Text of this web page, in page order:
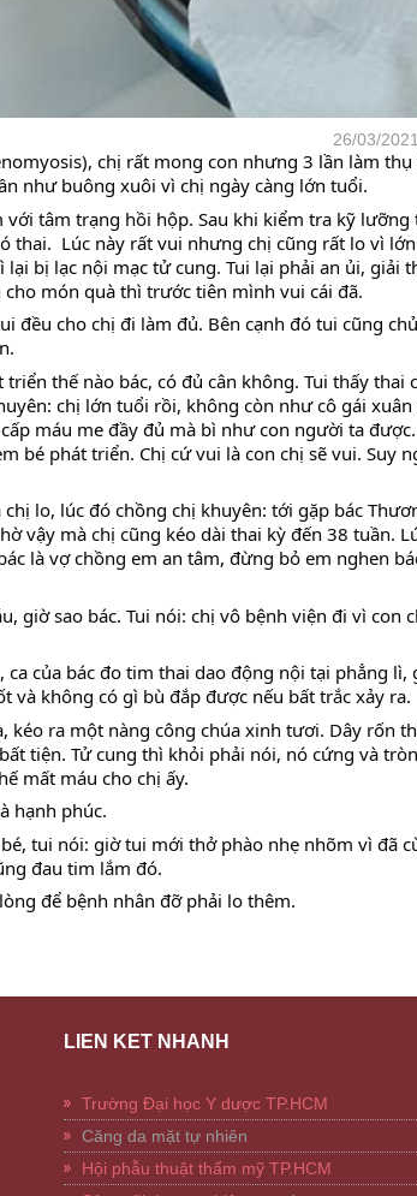
26/03/
chị rất mong con nhưng 3 lần làm
như buông xuôi vì chị ngày càng lớn tuổi.
tâm trạng hồi hộp. Sau khi kiểm tra kỹ lưỡng
thai.  Lúc này rất vui nhưng chị cũng rất lo vì
bị lạc nội mạc tử cung. Tui lại phải an ủi, giải
món quà thì trước tiên mình vui cái đã.
đều cho chị đi làm đủ. Bên cạnh đó tui cũng
thế nào bác, có đủ cân không. Tui thấy thai
chị lớn tuổi rồi, không còn như cô gái xuân
máu me đầy đủ mà bì như con người ta
bé phát triển. Chị cứ vui là con chị sẽ vui. Suy
lo, lúc đó chồng chị khuyên: tới gặp bác
vậy mà chị cũng kéo dài thai kỳ đến 38 tuần.
là vợ chồng em an tâm, đừng bỏ em nghen
giờ sao bác. Tui nói: chị vô bệnh viện đi vì con
của bác đo tim thai dao động nội tại phẳng lì,
và không có gì bù đắp được nếu bất trắc xảy ra.
kéo ra một nàng công chúa xinh tươi. Dây rốn
tiện. Tử cung thì khỏi phải nói, nó cứng và
mất máu cho chị ấy.
hạnh phúc.
tui nói: giờ tui mới thở phào nhẹ nhõm vì đã
đau tim lắm đó.
để bệnh nhân đỡ phải lo thêm.
LIÊN KẾT NHANH
Trường Đại học Y dược TP.HCM
Căng da mặt tự nhiên
Hội phẫu thuật thẩm mỹ TP.HCM